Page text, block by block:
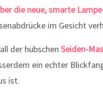
die neue, smarte
im Gesicht
der hübschen Seiden-
ein echter
ist.